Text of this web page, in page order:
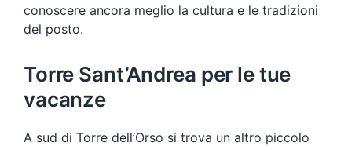
conoscere ancora meglio la cultura e le tradizioni
del posto.
Torre Sant’Andrea per le tue
vacanze
A sud di Torre dell’Orso si trova un altro piccolo